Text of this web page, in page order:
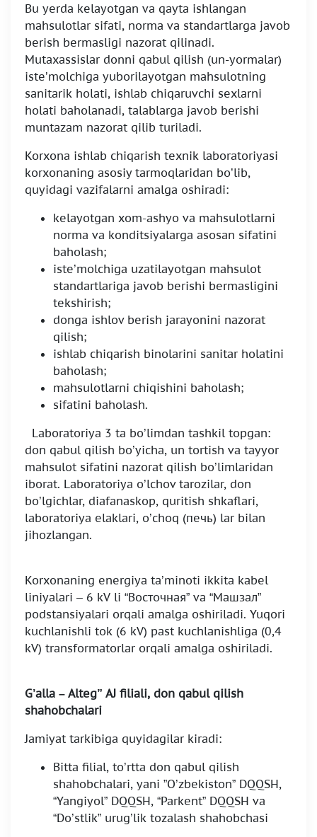
Bu yerda kelayotgan va qayta ishlangan
mahsulotlar sifati, norma va standartlarga javob
berish bermasligi nazorat qilinadi.
Mutaxassislar donni qabul qilish (un-yormalar)
iste’molchiga yuborilayotgan mahsulotning
sanitarik holati, ishlab chiqaruvchi sexlarni
holati baholanadi, talablarga javob berishi
muntazam nazorat qilib turiladi.
Korxona ishlab chiqarish texnik laboratoriyasi
korxonaning asosiy tarmoqlaridan bo’lib,
quyidagi vazifalarni amalga oshiradi:
kelayotgan xom-ashyo va mahsulotlarni
norma va konditsiyalarga asosan sifatini
baholash;
iste’molchiga uzatilayotgan mahsulot
standartlariga javob berishi bermasligini
tekshirish;
donga ishlov berish jarayonini nazorat
qilish;
ishlab chiqarish binolarini sanitar holatini
baholash;
mahsulotlarni chiqishini baholash;
sifatini baholash.
Laboratoriya 3 ta bo’limdan tashkil topgan:
don qabul qilish bo’yicha, un tortish va tayyor
mahsulot sifatini nazorat qilish bo’limlaridan
iborat. Laboratoriya o’lchov tarozilar, don
bo’lgichlar, diafanaskop, quritish shkaflari,
laboratoriya elaklari, o’choq (печь) lar bilan
jihozlangan.
Korxonaning energiya ta’minoti ikkita kabel
liniyalari – 6 kV li “Восточная” va “Машзал”
podstansiyalari orqali amalga oshiriladi. Yuqori
kuchlanishli tok (6 kV) past kuchlanishliga (0,4
kV) transformatorlar orqali amalga oshiriladi.
G’alla – Alteg” AJ filiali, don qabul qilish
shahobchalari
Jamiyat tarkibiga quyidagilar kiradi:
Bitta filial, to’rtta don qabul qilish
shahobchalari, yani ”O’zbekiston” DQQSH,
“Yangiyol” DQQSH, “Parkent” DQQSH va
“Do’stlik” urug’lik tozalash shahobchasi